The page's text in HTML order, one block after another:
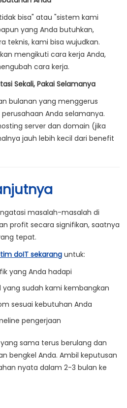
bisa" atau "sistem kami
yang Anda butuhkan,
teknis, kami bisa wujudkan.
mengikuti cara kerja Anda,
cara kerja.
Sekali, Pakai Selamanya
bulanan yang menggerus
Anda selamanya.
server dan domain (jika
jauh lebih kecil dari benefit
masalah-masalah di
profit secara signifikan, saatnya
tepat.
doIT sekarang untuk:
yang Anda hadapi
sudah kami kembangkan
sesuai kebutuhan Anda
pengerjaan
sama terus berulang dan
bengkel Anda. Ambil keputusan
nyata dalam 2-3 bulan ke